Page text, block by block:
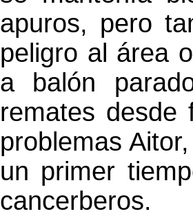
apuros, pero
peligro al área
a balón
remates desde
problemas
un primer
cancerberos.